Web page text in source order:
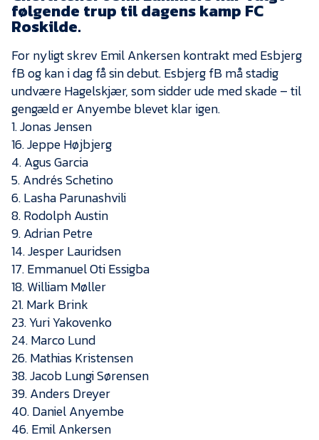
Samarbejde
Blue Water Arena
Aktionærinformation
Kontakt
Job i EfB
Presse
følgende trup til dagens kamp FC
Roskilde.
For nyligt skrev Emil Ankersen kontrakt med Esbjerg
fB og kan i dag få sin debut. Esbjerg fB må stadig
undvære Hagelskjær, som sidder ude med skade – til
gengæld er Anyembe blevet klar igen.
1. Jonas Jensen
16. Jeppe Højbjerg
4. Agus Garcia
5. Andrés Schetino
6. Lasha Parunashvili
8. Rodolph Austin
9. Adrian Petre
14. Jesper Lauridsen
17. Emmanuel Oti Essigba
18. William Møller
21. Mark Brink
23. Yuri Yakovenko
24. Marco Lund
26. Mathias Kristensen
38. Jacob Lungi Sørensen
39. Anders Dreyer
40. Daniel Anyembe
46. Emil Ankersen